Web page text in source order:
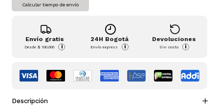
Calcular tiempo de envío
Envío gratis
Desde$ 100.000 i
24H Bogotá
Envío express i
Devoluciones
Sin costo i
Descripción